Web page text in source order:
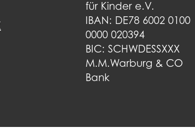
für Kinder e.V.
IBAN: DE78 6002 0100
0000 020394
BIC: SCHWDESSXXX
M.M.Warburg & CO
Bank